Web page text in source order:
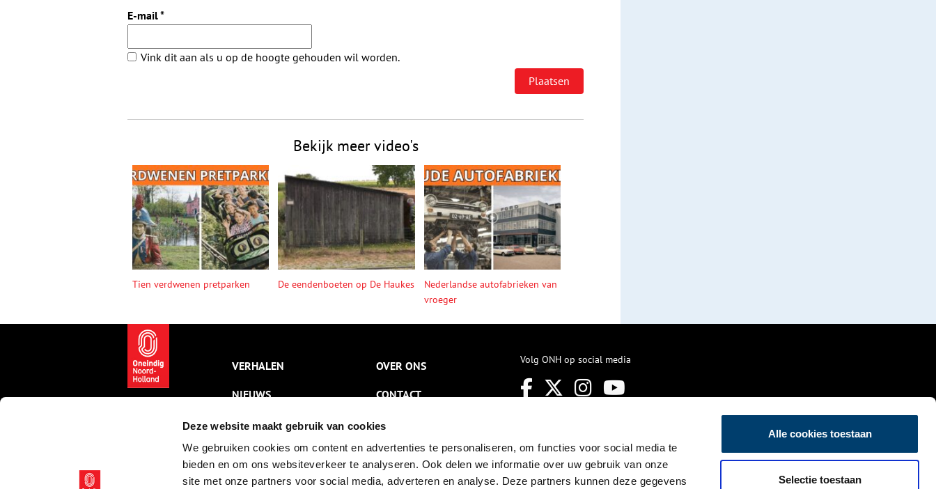
Deze website maakt gebruik van cookies
We gebruiken cookies om content en advertenties te personaliseren, om functies voor social media te
bieden en om ons websiteverkeer te analyseren. Ook delen we informatie over uw gebruik van onze
site met onze partners voor social media, adverteren en analyse. Deze partners kunnen deze gegevens
Alle cookies toestaan
Selectie toestaan
E-mail*
Vink dit aan als u op de hoogte gehouden wil worden.
Bekijk meer video's
Tien verdwenen pretparken De eendenboeten op De Haukes
Nederlandse autofabrieken van
vroeger
VERHALEN
NIEUWS
KALENDER
THEMA’S
ACTIVITEITEN
OVER ONS
CONTACT
NIEUWSBRIEF
DISCLAIMER
PRIVACY
Volg ONH op social media